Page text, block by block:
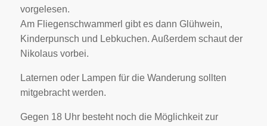
vorgelesen.
Am Fliegenschwammerl gibt es dann Glühwein,
Kinderpunsch und Lebkuchen. Außerdem schaut der
Nikolaus vorbei.
Laternen oder Lampen für die Wanderung sollten
mitgebracht werden.
Gegen 18 Uhr besteht noch die Möglichkeit zur